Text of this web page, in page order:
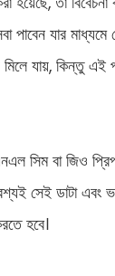
পাবেন যার
মিলে যায়, কিন্তু
সিম বা জিও
সেই ডাটা এবং
হবে।